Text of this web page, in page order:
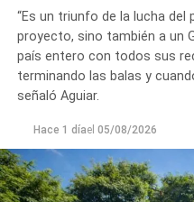
“Es un triunfo de la lucha
proyecto, sino también a un
país entero con todos sus
terminando las balas y
señaló Aguiar.
Hace 1 díael 05/08/2026